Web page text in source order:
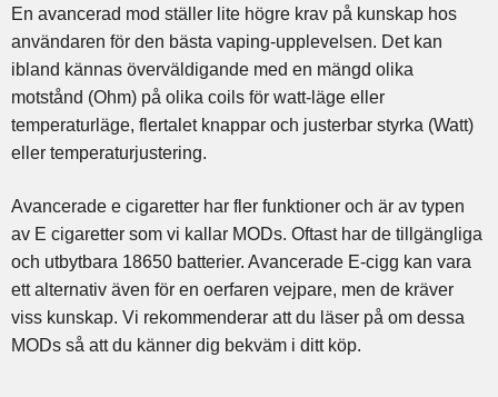
En avancerad mod ställer lite högre krav på kunskap hos
användaren för den bästa vaping-upplevelsen. Det kan
ibland kännas överväldigande med en mängd olika
motstånd (Ohm) på olika coils för watt-läge eller
temperaturläge, flertalet knappar och justerbar styrka (Watt)
eller temperaturjustering.
Avancerade e cigaretter har fler funktioner och är av typen
av E cigaretter som vi kallar MODs. Oftast har de tillgängliga
och utbytbara 18650 batterier. Avancerade E-cigg kan vara
ett alternativ även för en oerfaren vejpare, men de kräver
viss kunskap. Vi rekommenderar att du läser på om dessa
MODs så att du känner dig bekväm i ditt köp.